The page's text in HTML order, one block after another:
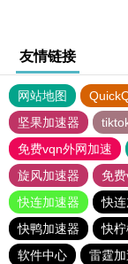
友情链接
网站地图
坚果加速器
免费vqn外网加速
旋风加速器
免
快连加速器
快
快鸭加速器
快
软件中心
雷霆加